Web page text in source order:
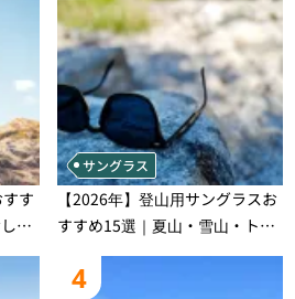
す
ゃ
サングラス
【2026年】登山用サングラスお
すすめ15選｜夏山・雪山・トレ
ラン別、シーンで選ぶ失敗しな
い一本
4